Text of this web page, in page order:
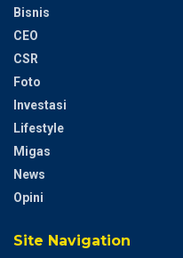
Bisnis
CEO
CSR
Foto
Investasi
Lifestyle
Migas
News
Opini
Site Navigation